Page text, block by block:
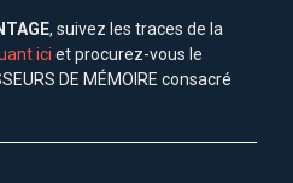
, suivez les traces de la
ici et procurez-vous le
DE MÉMOIRE consacré